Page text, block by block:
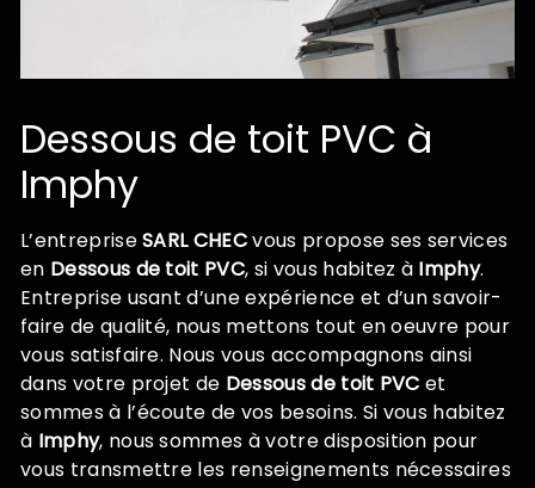
Dessous de toit PVC à
Imphy
L’entrepriseSARL CHECvous propose ses services
en Dessous de toit PVC, si vous habitez à Imphy.
Entreprise usant d’une expérience et d’un savoir-
faire de qualité, nous mettons tout en oeuvre pour
vous satisfaire. Nous vous accompagnons ainsi
dans votre projet de Dessous de toit PVC et
sommes à l’écoute de vos besoins. Si vous habitez
à Imphy, nous sommes à votre disposition pour
vous transmettre les renseignements nécessaires